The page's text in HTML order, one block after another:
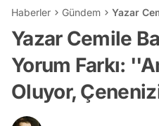
Haberler Gündem Yazar
Yazar Cemile
Yorum Farkı:
Oluyor,